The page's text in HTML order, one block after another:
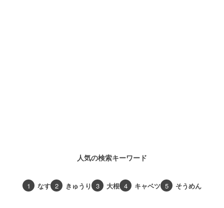
人気の検索キーワード
1 なす 2 きゅうり 3 大根 4 キャベツ 5 そうめん